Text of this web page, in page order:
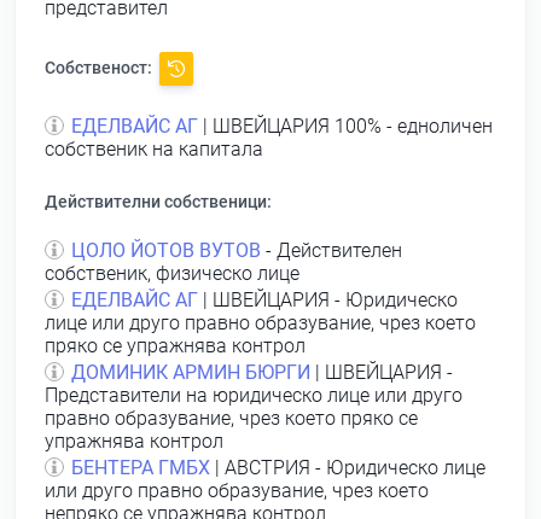
представител
Собственост:
ЕДЕЛВАЙС АГ | ШВЕЙЦАРИЯ 100% - едноличен
собственик на капитала
Действителни собственици:
ЦОЛО ЙОТОВ ВУТОВ - Действителен
собственик, физическо лице
ЕДЕЛВАЙС АГ | ШВЕЙЦАРИЯ - Юридическо
лице или друго правно образувание, чрез което
пряко се упражнява контрол
ДОМИНИК АРМИН БЮРГИ
| ШВЕЙЦАРИЯ -
Представители на юридическо лице или друго
правно образувание, чрез което пряко се
упражнява контрол
БЕНТЕРА ГМБХ | АВСТРИЯ - Юридическо лице
или друго правно образувание, чрез което
непряко се упражнява контрол